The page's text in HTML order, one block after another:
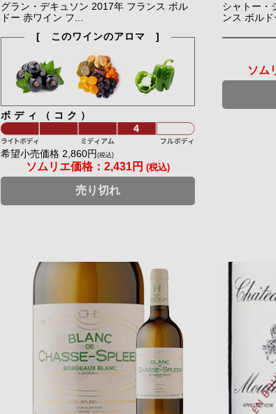
グラン・デキュソン 2017年 フランス ボル
ドー 赤ワイン フ...
[ このワインのアロマ ]
ボディ（コク）
希望小売価格 2,860円 (税込)
ソムリエ価格：2,431円 (税込)
売り切れ
シャトー・
ンス ボル
ソム